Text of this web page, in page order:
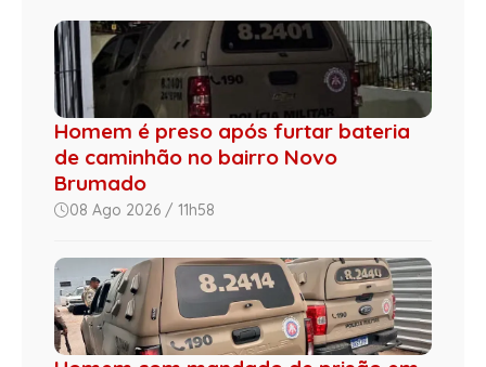
Homem é preso após furtar bateria
de caminhão no bairro Novo
Brumado
08 Ago 2026 / 11h58